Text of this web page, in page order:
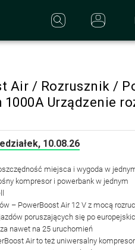
Air / Rozrusznik /
1000A Urządzenie
10.08.26
miejsca i wygoda w
kompresor i powerbank w jednym
– PowerBoost Air 12 V z mocą
poruszających się po
nawet na 25 uruchomień
Air to też uniwersalny kompresor